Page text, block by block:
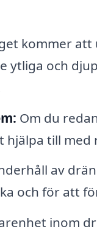
kommer
ytliga och
Om du
till med
av
och för att
inom